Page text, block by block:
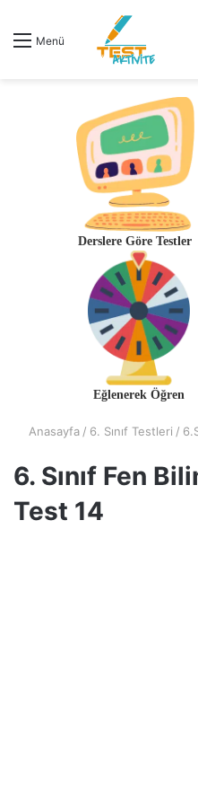
Menü
Derslere Göre Testler
Eğlenerek Öğren
Anasayfa / 6. Sınıf Testleri /
6. Sınıf Fen
Test 14